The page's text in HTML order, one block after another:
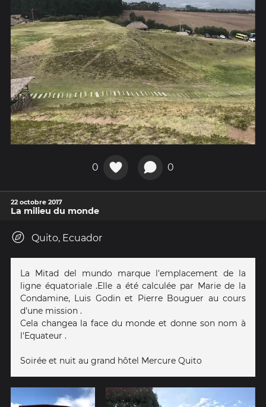
0 0
22 octobre 2017
La milieu du monde
Quito, Ecuador
La Mitad del mundo marque l'emplacement de la
ligne équatoriale .Elle a été calculée par Marie de la
Condamine, Luis Godin et Pierre Bouguer au cours
d'une mission .
Cela changea la face du monde et donne son nom à
l'Equateur .
Soirée et nuit au grand hôtel Mercure Quito